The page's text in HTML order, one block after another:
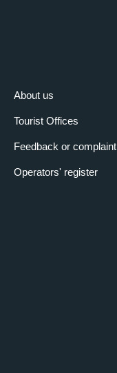
About us
Tourist Offices
Feedback or complaint
Operators' register